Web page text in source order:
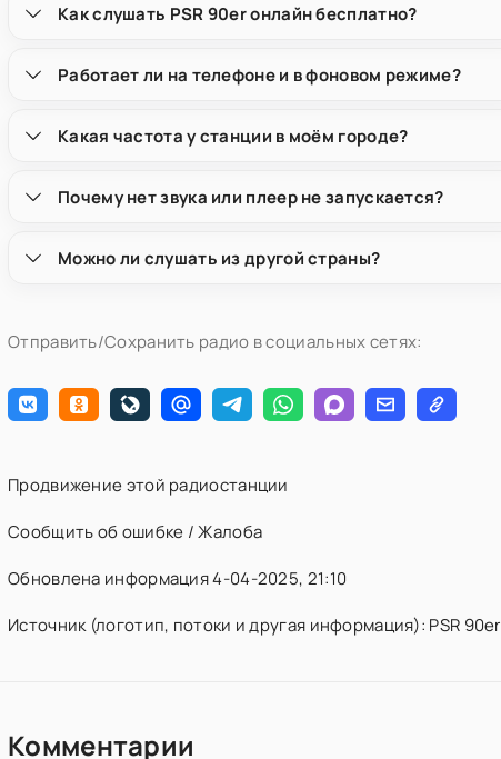
Как слушать PSR 90er онлайн бесплатно?
Работает ли на телефоне и в фоновом режиме?
Какая частота у станции в моём городе?
Почему нет звука или плеер не запускается?
Можно ли слушать из другой страны?
Отправить/Сохранить радио в социальных сетях:
Продвижение этой радиостанции
Сообщить об ошибке / Жалоба
Обновлена информация 4-04-2025, 21:10
Источник (логотип, потоки и другая информация): PSR 90er
Комментарии